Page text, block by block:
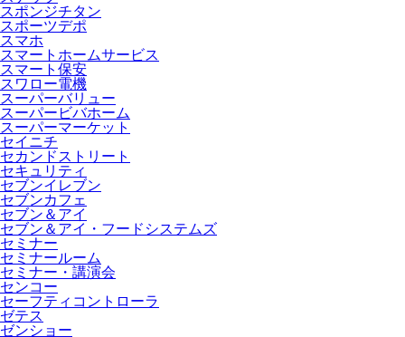
スポンジチタン
スポーツデポ
スマホ
スマートホームサービス
スマート保安
スワロー電機
スーパーバリュー
スーパービバホーム
スーパーマーケット
セイニチ
セカンドストリート
セキュリティ
セブンイレブン
セブンカフェ
セブン＆アイ
セブン＆アイ・フードシステムズ
セミナー
セミナールーム
セミナー・講演会
センコー
セーフティコントローラ
ゼテス
ゼンショー